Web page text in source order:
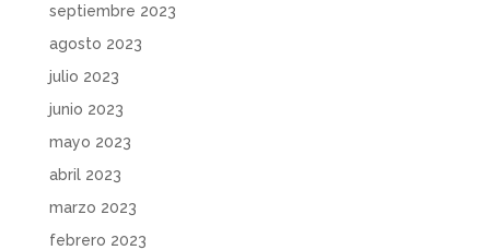
septiembre 2023
agosto 2023
julio 2023
junio 2023
mayo 2023
abril 2023
marzo 2023
febrero 2023